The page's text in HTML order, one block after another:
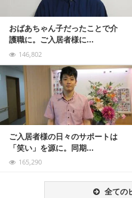
おばあちゃん子だったことで介
護職に。ご入居者様に...
146,802
ご入居者様の日々のサポートは
「笑い」を源に。同期...
165,290
記事を読
全ての